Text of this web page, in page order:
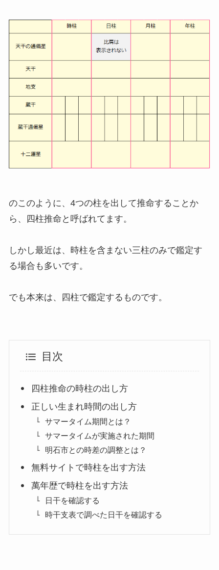
のこのように、4つの柱を出して推命することか
ら、四柱推命と呼ばれてます。
しかし最近は、時柱を含まない三柱のみで鑑定す
る場合も多いです。
でも本来は、四柱で鑑定するものです。
目次
四柱推命の時柱の出し方
正しい生まれ時間の出し方
サマータイム期間とは？
サマータイムが実施された期間
明石市との時差の調整とは？
無料サイトで時柱を出す方法
萬年歴で時柱を出す方法
日干を確認する
時干支表で調べた日干を確認する